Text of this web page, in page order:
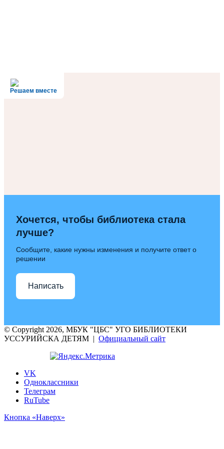
Решаем вместе
Хочется, чтобы библиотека стала
лучше?
Сообщите, какие нужны изменения и получите ответ о
решении
Написать
© Copyright 2026, МБУК "ЦБС" УГО БИБЛИОТЕКИ
УССУРИЙСКА ДЕТЯМ | Официальный сайт
VK
Одноклассники
Телеграм
RuTube
Кнопка «Наверх»